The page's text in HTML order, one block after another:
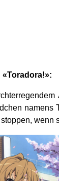
«Toradora!»:
namens
wenn